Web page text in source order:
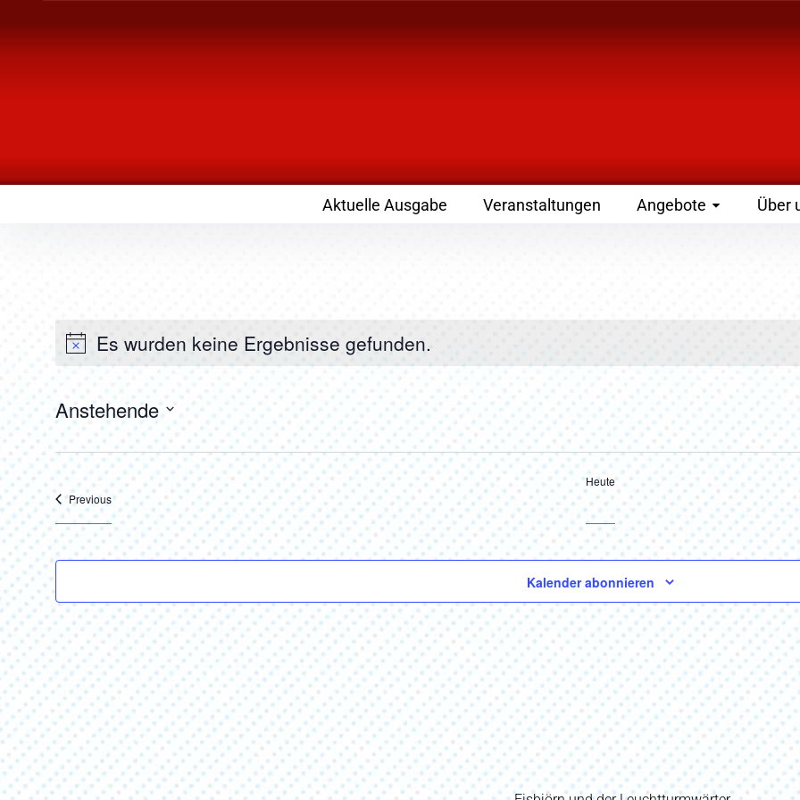
Landknirpse – Die Zeitschrift für Leute
Aktuelle Ausgabe Veranstaltungen Angebote Über
Es wurden keine Ergebnisse gefunden.
Anstehende
Select
date.
PreviousVeranstaltungen
Heute
Kalender abonnieren